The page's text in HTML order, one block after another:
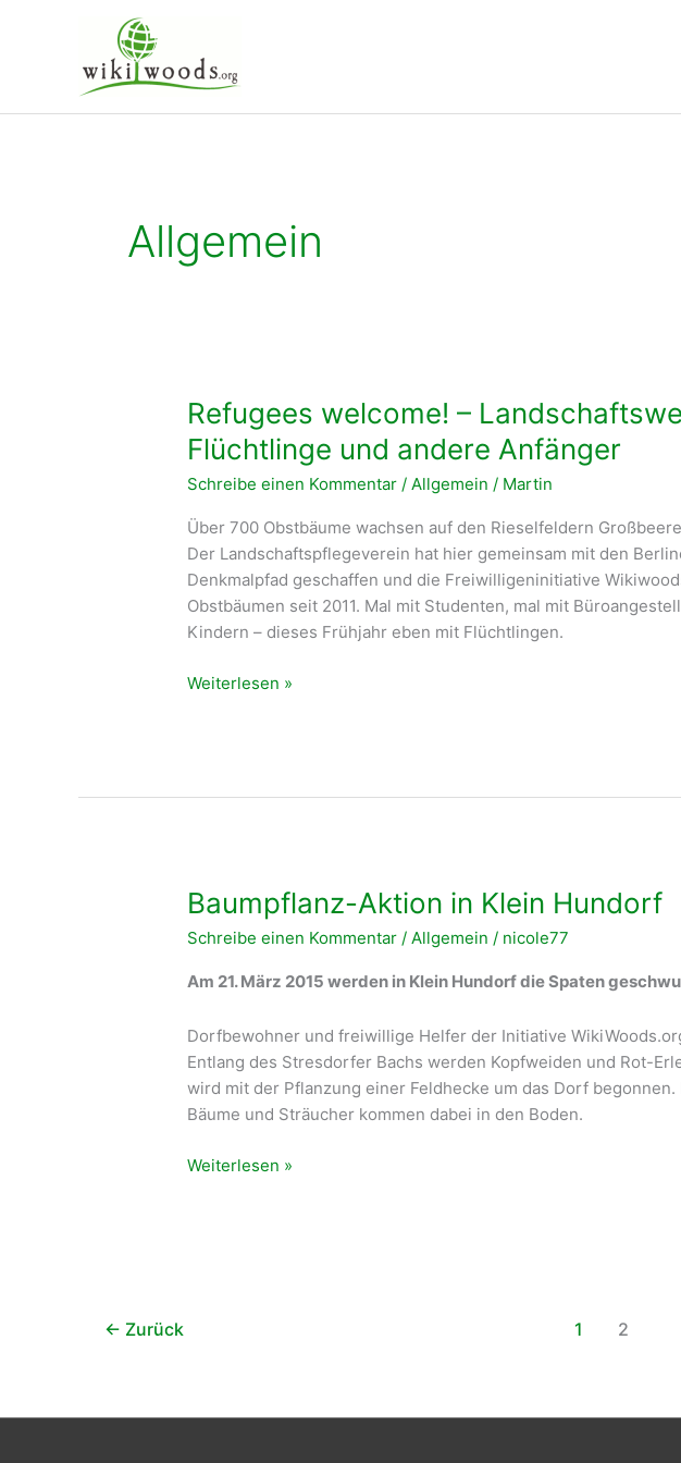
Allgemein
Refugees welcome! –
Flüchtlinge und andere Anfänger
Schreibe einen Kommentar /Allgemein / Martin
Über 700 Obstbäume wachsen auf den Rieselfeldern
Der Landschaftspflegeverein hat hier gemeinsam mit den
Denkmalpfad geschaffen und die Freiwilligeninitiative
Obstbäumen seit 2011. Mal mit Studenten, mal mit
Kindern – dieses Frühjahr eben mit Flüchtlingen.
Refugees
Anfänger
Weiterlesen »
Baumpflanz-Aktion in Klein Hundorf
Schreibe einen Kommentar /Allgemein / nicole77
Am 21. März 2015 werden in Klein Hundorf die Spaten
Dorfbewohner und freiwillige Helfer der Initiative
Entlang des Stresdorfer Bachs werden Kopfweiden und Rot-
wird mit der Pflanzung einer Feldhecke um das Dorf
Bäume und Sträucher kommen dabei in den Boden.
Baumpflanz-
Weiterlesen »
← Zurück 1 2